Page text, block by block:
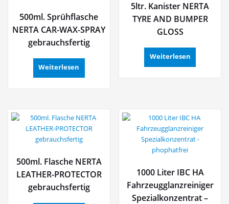
500ml. Sprühflasche
NERTA CAR-WAX-SPRAY
gebrauchsfertig
Weiterlesen
5ltr. Kanister NERTA
TYRE AND BUMPER
GLOSS
Weiterlesen
500ml. Flasche NERTA
LEATHER-PROTECTOR
gebrauchsfertig
1000 Liter IBC HA
Fahrzeugglanzreiniger
Spezialkonzentrat –